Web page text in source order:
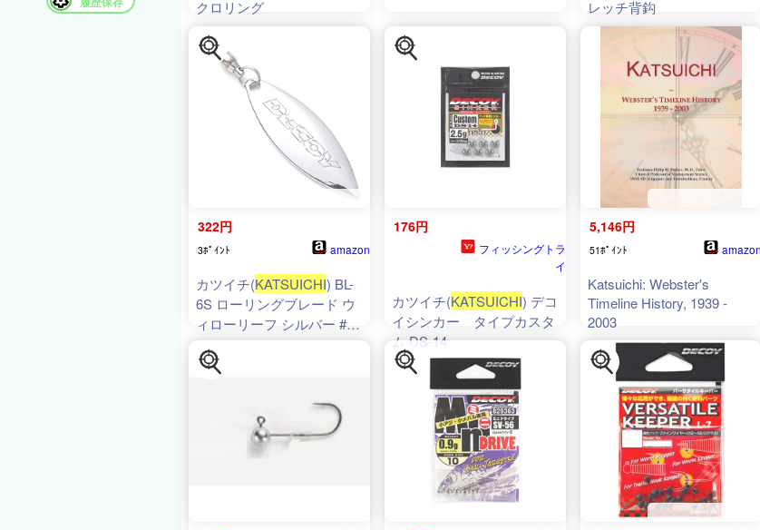
クロリング レッチ背鈎
322円
3ﾎﾟｲﾝﾄ amazon
カツイチ(KATSUICHI) BL-
6S ローリングブレード ウ
ィローリーフ シルバー #2
BL-6S
176円
フィッシングトラ
イ
カツイチ(KATSUICHI) デコ
イシンカー タイプカスタ
ム DS-14
5,146円
51ﾎﾟｲﾝﾄ amazon
Katsuichi: Webster's
Timeline History, 1939 -
2003